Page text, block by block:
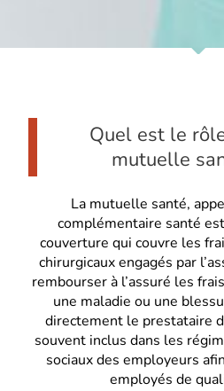
Quel est le
mutuelle
La mutuelle santé,
complémentaire santé
couverture qui couvre les
chirurgicaux engagés par
rembourser à l’assuré les
une maladie ou une
directement le prestataire
souvent inclus dans les
sociaux des employeurs
employés de